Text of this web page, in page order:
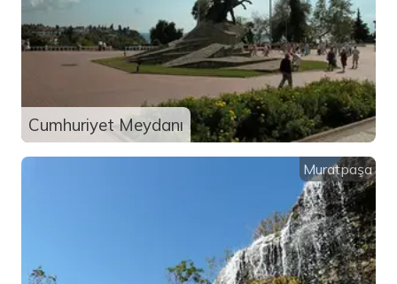
Cumhuriyet Meydanı
Muratpaşa